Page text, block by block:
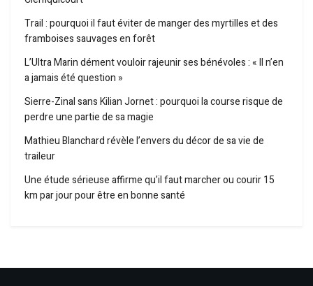
Trail : pourquoi il faut éviter de manger des myrtilles et des
framboises sauvages en forêt
L’Ultra Marin dément vouloir rajeunir ses bénévoles : « Il n’en
a jamais été question »
Sierre-Zinal sans Kilian Jornet : pourquoi la course risque de
perdre une partie de sa magie
Mathieu Blanchard révèle l’envers du décor de sa vie de
traileur
Une étude sérieuse affirme qu’il faut marcher ou courir 15
km par jour pour être en bonne santé